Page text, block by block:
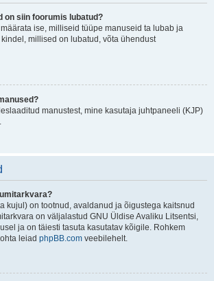
on siin foorumis lubatud?
ise, milliseid tüüpe manuseid ta lubab ja
millised on lubatud, võta ühendust
manustest, mine kasutaja juhtpaneeli (KJP)
kujul) on tootnud, avaldanud ja õigustega kaitsnud
on väljalastud GNU Üldise Avaliku Litsentsi,
ja on täiesti tasuta kasutatav kõigile. Rohkem
leiad phpBB.com veebilehelt.